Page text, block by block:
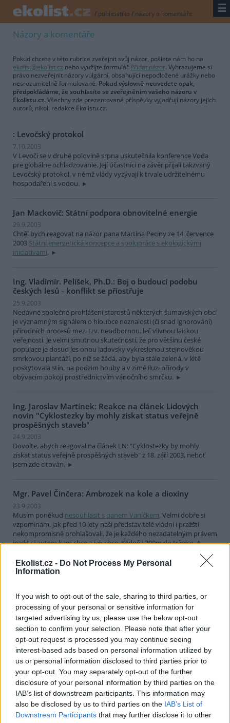
Ekolist.cz - Do Not Process My Personal
Information
If you wish to opt-out of the sale, sharing to third parties, or
processing of your personal or sensitive information for
targeted advertising by us, please use the below opt-out
section to confirm your selection. Please note that after your
opt-out request is processed you may continue seeing
interest-based ads based on personal information utilized by
us or personal information disclosed to third parties prior to
your opt-out. You may separately opt-out of the further
disclosure of your personal information by third parties on the
IAB’s list of downstream participants. This information may
also be disclosed by us to third parties on the IAB’s List of
Downstream Participants that may further disclose it to other
/ publicistika / názory a komentáře ☰
Názory a komentáře
Pokud chcete v této rubrice zveřejnit svůj názor, pošlete nám ho na
ekolist@ekolist.cz nebo využijte formulář Přidat názor. Vyhrazujeme si
právo nezveřejnit názory vulgární, obsahující nepodložené urážky nebo
nesrozumitelně formulované. Pokud výslovně neuvedete opak,
předpokládáme, že souhlasíte se zveřejněním vašeho názoru v
Ekolistu.cz. Všechny zde prezentované příspěvky vyjadřují názory jejich
autorů, nikoli redakce Ekolistu.cz.
: Levočský protokol
7.10.2003
V Levoči se v druhé polovině srpna uskutečnila konference Voda
pre globálne ochladzovanie. Její účastníci na závěr přijali takzvaný
Levočský protokol, v němž vlády vyzývají k trvale udržitelnému
hospodaření s vodou.
Jan Mackovič: Státní podpora obnovitelné energie
29.9.2003
Chtěl bych reagovat na názor pana Martina Peciny ze 14. července
2003 Státní energetická koncepce a spolupráce s ekologickými
iniciativami.
Ing. Vladimír. Pelíšek, Ph.D.: Boj o budoucí podobu
českých lesů - konflikt se přiostřuje
25.9.2003
Nedávné společné prohlášení starostů některých šumavských obcí
je významným signálem o hloubce neznalosti (či snad ignorování)
přírodních procesů mezi tzv. neodbornou, leč vlivnou laickou
veřejností. Je velmi smutnou skutečností, že pro většinu české
populace je dosud les onou ladovsky vykreslenou stejnověkou
smrkovou plantáží, po níž se žádá, aby byla stále zelená, v létě
poskytovala stín, na podzim houby a v zimě iluzi přírody v
obývacím pokoji prostřednictvím vánočního smrčku.
Ing. Jaroslav Martínek: Reakce na článek Lidových
novin "Cyklostezky by mohly získat status veřejně
prospěšných staveb"
24.9.2003
Dovolte, abych reagoval na článek LN: "Cyklostezky by mohly
získat status veřejně prospěšných staveb" z 18. září 2003, neboť
jsem zde citován.
Mgr. Pavel Činčera: Ambrozek na kole a dioxiny
23.9.2003
Musím poněkud nesouhlasit s panem Vaníčkem. Velmi dobře si
vzpomínám, jak před 10 lety naši představitelé vládní i pražští
nekompromisně prohlašovali, že je každého nezadatelným právem
jezdit si autem kam chce a jak chce. Klidně i 300m do tržnice. A
23.9.2003
Vláda České republiky před několika týdny poslala do Parlamentu
návrh novely zákona č.100/2001 Sb., o posuzování vlivů na životní
prostředí, která nesmyslně omezuje pravomoc ministerstva
životního prostředí.
Karel Vaníček: Trapná cyklistická exhibice ministra
Ambrozka
23.9.2003
Je smutné, že se pan ministr Ambrozek zmůže jen na trapná a
prázdná gesta jako je jízda do práce na kole 1x za rok. Zatímco 250
dní v roce ho patrně veze ministerské auto, o čemž žádná média
neinformují, 1x za rok se po vzoru panovníků z ministra stává